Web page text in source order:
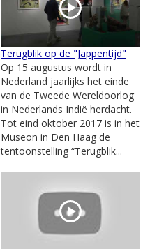
Terugblik op de "Jappentijd"
Op 15 augustus wordt in
Nederland jaarlijks het einde
van de Tweede Wereldoorlog
in Nederlands Indië herdacht.
Tot eind oktober 2017 is in het
Museon in Den Haag de
tentoonstelling “Terugblik...